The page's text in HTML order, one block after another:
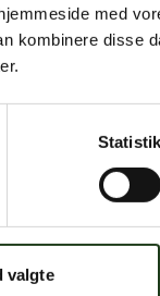
med
kombinere disse
Statistik
valgte
for hjælp?
os, hvis du har
nærmeste